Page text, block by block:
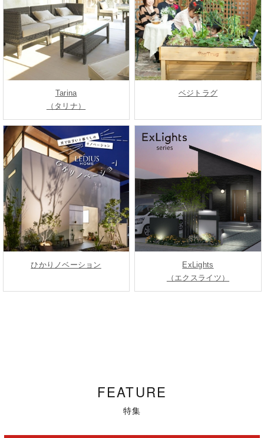
Tarina
（タリナ）
ベジトラグ
ひかりノベーション
ExLights
（エクスライツ）
FEATURE
特集